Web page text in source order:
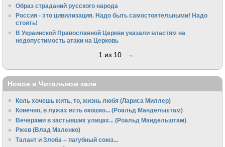
Образ страданий русского народа
Россия - это цивилизация. Надо быть самостоятельными! Надо
стоять!
В Украинской Православной Церкви указали властям на
недопустимость атаки на Церковь
1 из 10 →
Новое в Читальном зале
Коль хочешь жить, то, жизнь любя (Лариса Миллер)
Конечно, в лужах есть окошко... (Роальд Мандельштам)
Вечерами в застывших улицах... (Роальд Мандельштам)
Ржев (Влад Маленко)
Талант и Злоба – пагубный союз...